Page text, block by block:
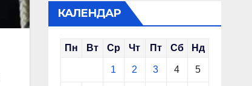
КАЛЕНДАР
Пн Вт Ср Чт Пт Сб Нд
1 2 3 4 5